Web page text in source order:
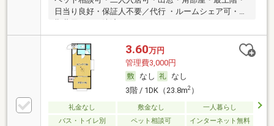
日当り良好・保証人不要／代行 ・ルームシェア可・初
3.60万円
管理費3,000円
なし
なし
3階 / 1DK（23.8m2）
礼金なし 敷金なし
一人暮らし
バス・トイレ別
ペット相談可 インターネット無料